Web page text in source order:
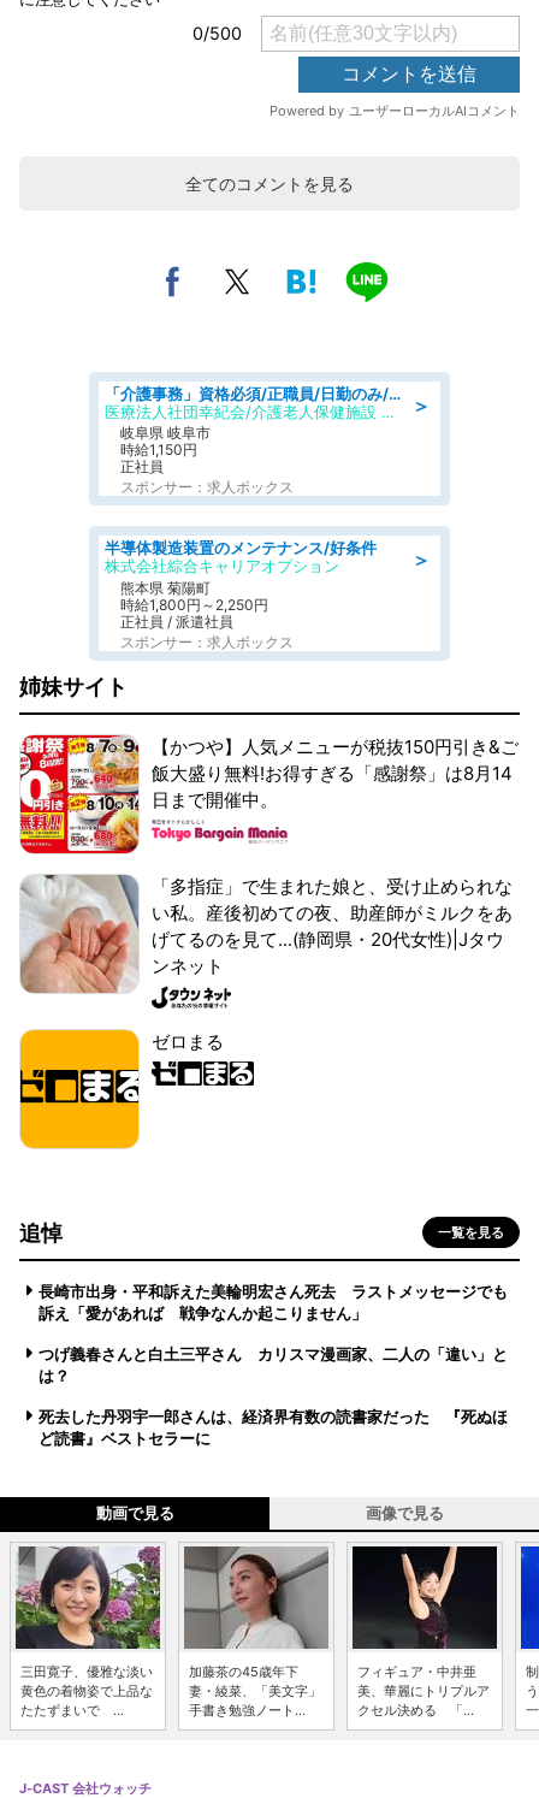
全てのコメントを見る
＞
「介護事務」資格必須/正職員/日勤のみ/介護老人保健施設
医療法人社団幸紀会/介護老人保健施設 グリーンビラ安江
岐阜県 岐阜市
時給1,150円
正社員
スポンサー：求人ボックス
＞
半導体製造装置のメンテナンス/好条件
株式会社綜合キャリアオプション
熊本県 菊陽町
時給1,800円～2,250円
正社員 / 派遣社員
スポンサー：求人ボックス
姉妹サイト
【かつや】人気メニューが税抜150円引き&ご
飯大盛り無料!お得すぎる「感謝祭」は8月14
日まで開催中。
「多指症」で生まれた娘と、受け止められな
い私。産後初めての夜、助産師がミルクをあ
げてるのを見て...(静岡県・20代女性)|Jタウ
ンネット
ゼロまる
追悼 一覧を見る
長崎市出身・平和訴えた美輪明宏さん死去 ラストメッセージでも
訴え「愛があれば 戦争なんか起こりません」
つげ義春さんと白土三平さん カリスマ漫画家、二人の「違い」と
は？
死去した丹羽宇一郎さんは、経済界有数の読書家だった 『死ぬほ
ど読書』ベストセラーに
動画で見る 画像で見る
三田寛子、優雅な淡い
黄色の着物姿で上品な
たたずまいで ...
加藤茶の45歳年下
妻・綾菜、「美文字」
手書き勉強ノート...
フィギュア・中井亜
美、華麗にトリプルア
クセル決める 「...
J-CAST 会社ウォッチ